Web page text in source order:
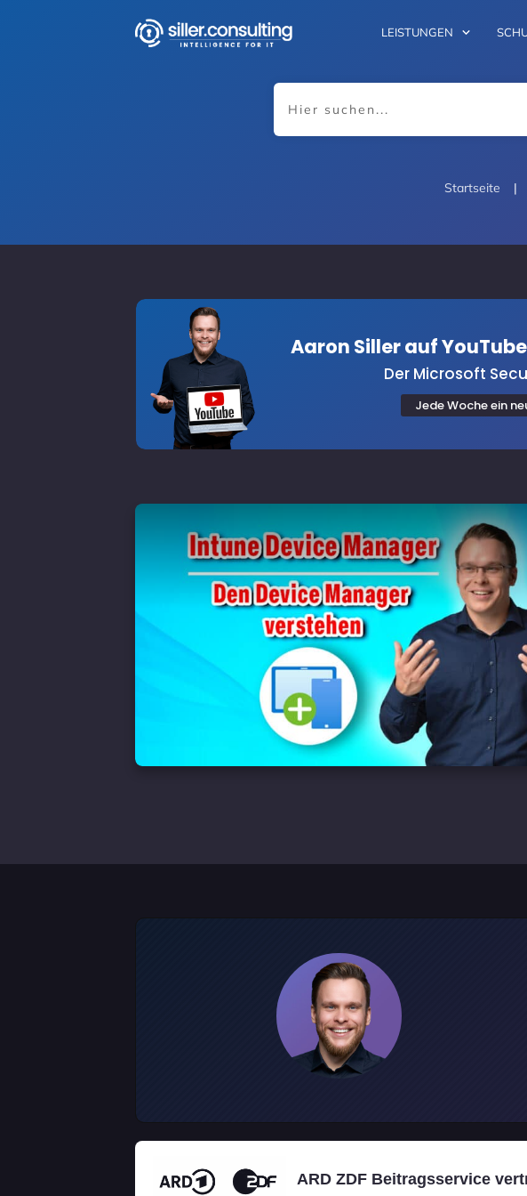
LEISTUNGEN
Startseite |
Aaron Siller auf
Der Microsoft
Jede Woche ein
ARD ZDF Beitragsservice